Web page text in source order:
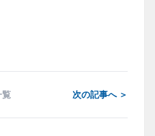
覧 次の記事へ ＞